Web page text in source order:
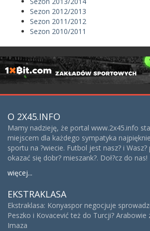
Sezon 2012/2013
Sezon 2011/2012
Sezon 2010/2011
O 2X45.INFO
Mamy nadzieję, że portal www.2x45.info
miejscem dla każdego sympatyka
sportu na ?wiecie. Futbol jest nasz? i Wasz?
okazać się dobr? mieszank?. Doł?cz do nas!
więcej...
EKSTRAKLASA
Ekstraklasa: Konyaspor negocjuje
Peszko i Kovacević też do Turcji? Arabowie
Imaza